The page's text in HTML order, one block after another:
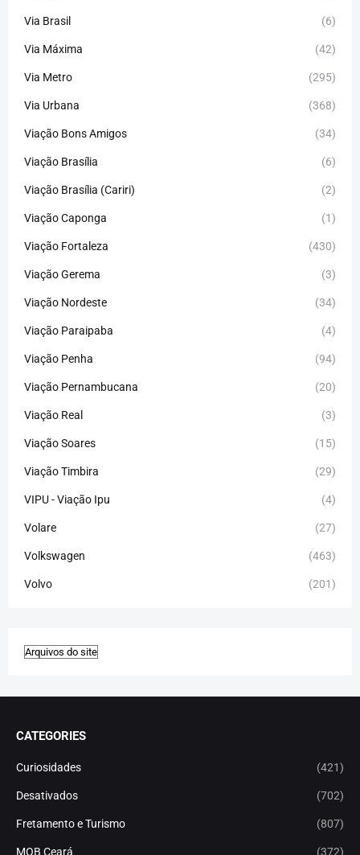
Via Brasil (6)
Via Máxima (42)
Via Metro (295)
Via Urbana (368)
Viação Bons Amigos (34)
Viação Brasília (6)
Viação Brasília (Cariri) (2)
Viação Caponga (1)
Viação Fortaleza (430)
Viação Gerema (3)
Viação Nordeste (34)
Viação Paraipaba (4)
Viação Penha (94)
Viação Pernambucana (20)
Viação Real (3)
Viação Soares (15)
Viação Timbira (29)
VIPU - Viação Ipu (4)
Volare (27)
Volkswagen (463)
Volvo (201)
CATEGORIES
Curiosidades (421)
Desativados (702)
Fretamento e Turismo (807)
MOB Ceará (372)